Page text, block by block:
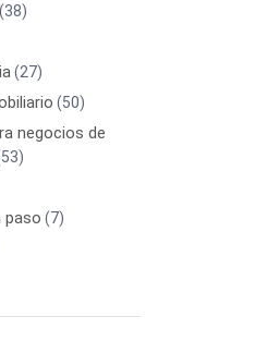
(38)
(27)
(50)
negocios de
paso (7)